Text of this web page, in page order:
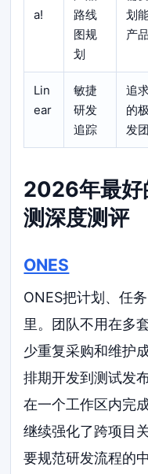
a!
路线
图规
划
划
产
Lin
ear
敏捷
研发
追踪
追
的
发
2026年最好
测深度测评
ONES
ONES把计划、任
里。团队不用在多
少重复采购和维护
排期开发到测试发
在一个工作区内完
继续强化了跨项目
要规范研发流程的